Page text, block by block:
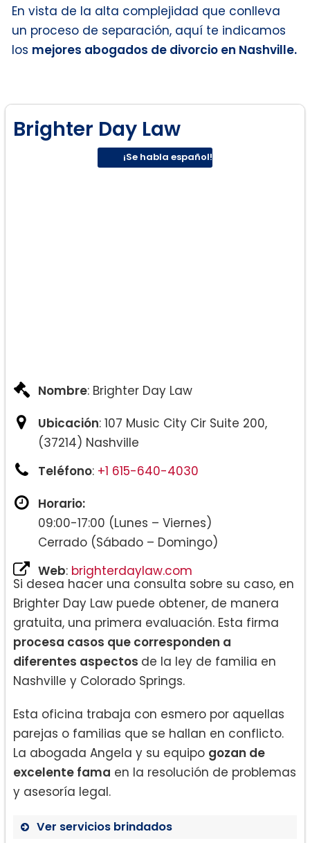
En vista de la alta complejidad que conlleva
un proceso de separación, aquí te indicamos
los mejores abogados de divorcio en Nashville.
Brighter Day Law
¡Se habla español!
Nombre: Brighter Day Law
Ubicación: 107 Music City Cir Suite 200,
(37214) Nashville
Teléfono: +1 615-640-4030
Horario:
09:00-17:00 (Lunes – Viernes)
Cerrado (Sábado – Domingo)
Web: brighterdaylaw.com
Si desea hacer una consulta sobre su caso, en
Brighter Day Law puede obtener, de manera
gratuita, una primera evaluación. Esta firma
procesa casos que corresponden a
diferentes aspectos de la ley de familia en
Nashville y Colorado Springs.
Esta oficina trabaja con esmero por aquellas
parejas o familias que se hallan en conflicto.
La abogada Angela y su equipo gozan de
excelente fama en la resolución de problemas
y asesoría legal.
Ver servicios brindados